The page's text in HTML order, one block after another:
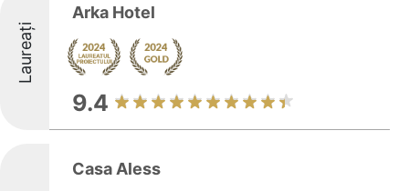
Laureați
Arka Hotel
9.4
Casa Aless